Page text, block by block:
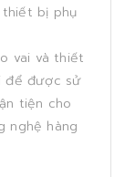
bị phụ
vai và thiết
để được sử
tiện cho
nghệ hàng